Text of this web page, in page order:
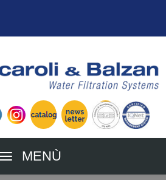
MENÙ